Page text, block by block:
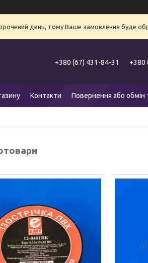
день, тому Ваше замовлення буде
+380 (67) 431-84-31 +380
Контакти Повернення або обмін